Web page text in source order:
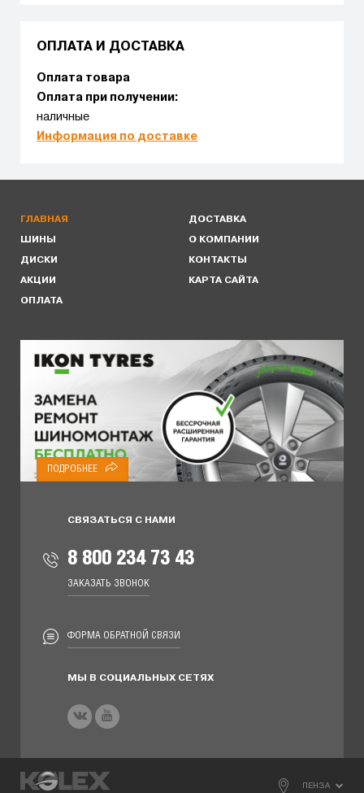
ОПЛАТА И ДОСТАВКА
Оплата товара
Оплата при получении:
наличные
Информация по доставке
ГЛАВНАЯ
ШИНЫ
ДИСКИ
АКЦИИ
ОПЛАТА
ДОСТАВКА
О КОМПАНИИ
КОНТАКТЫ
КАРТА САЙТА
ПОДРОБНЕЕ
СВЯЗАТЬСЯ С НАМИ
8 800 234 73 43
ЗАКАЗАТЬ ЗВОНОК
ФОРМА ОБРАТНОЙ СВЯЗИ
МЫ В СОЦИАЛЬНЫХ СЕТЯХ
ПЕНЗА